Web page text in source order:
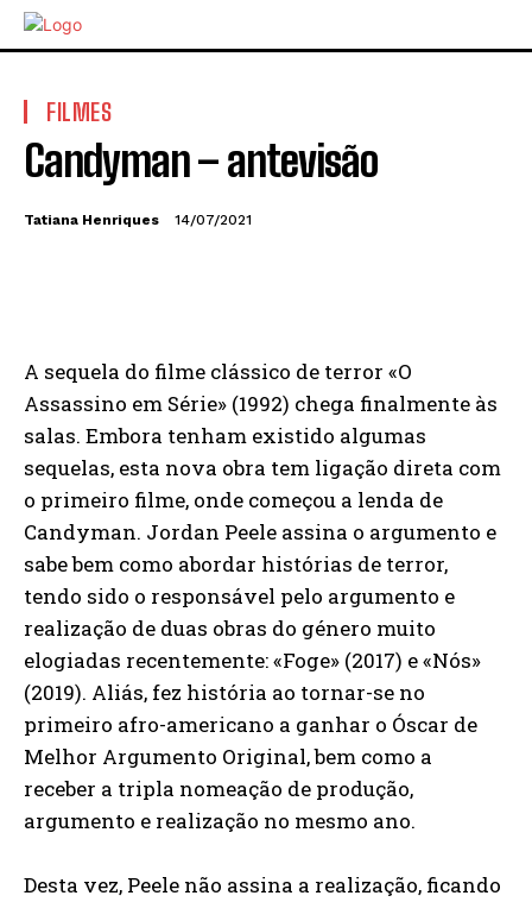
FILMES
Candyman – antevisão
Tatiana Henriques 14/07/2021
A sequela do filme clássico de terror «O
Assassino em Série» (1992) chega finalmente às
salas. Embora tenham existido algumas
sequelas, esta nova obra tem ligação direta com
o primeiro filme, onde começou a lenda de
Candyman. Jordan Peele assina o argumento e
sabe bem como abordar histórias de terror,
tendo sido o responsável pelo argumento e
realização de duas obras do género muito
elogiadas recentemente: «Foge» (2017) e «Nós»
(2019). Aliás, fez história ao tornar-se no
primeiro afro-americano a ganhar o Óscar de
Melhor Argumento Original, bem como a
receber a tripla nomeação de produção,
argumento e realização no mesmo ano.
Desta vez, Peele não assina a realização, ficando